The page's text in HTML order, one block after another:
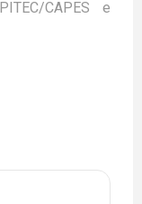
CAPES e